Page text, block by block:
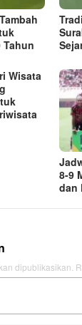
Tahun
Wisata
8-9
dan
dipublikasikan.